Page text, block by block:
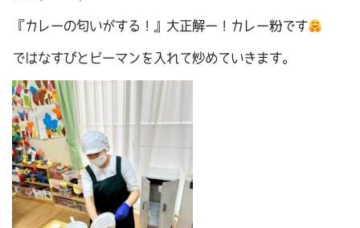
『カレーの匂いがする！』大正解ー！カレー粉です
ではなすびとピーマンを入れて炒めていきます。